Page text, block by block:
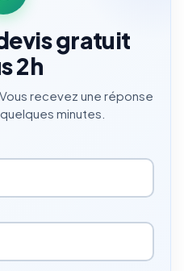
gratuit
2h
recevez une réponse
minutes.